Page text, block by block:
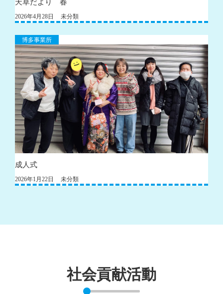
天草だより 春
2026年4月28日 未分類
博多事業所
成人式
2026年1月22日 未分類
社会貢献活動